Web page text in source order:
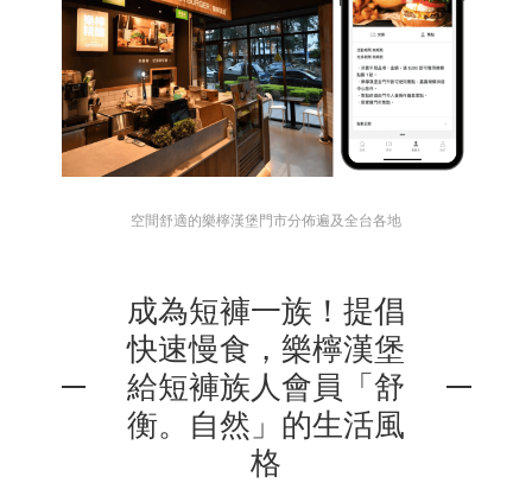
空間舒適的樂檸漢堡門市分佈遍及全台各地
成為短褲一族！提倡
快速慢食，樂檸漢堡
給短褲族人會員「舒
衡。自然」的生活風
格